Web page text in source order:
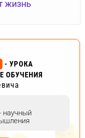
жизнь
- УРОКА
ОБУЧЕНИЯ
научный